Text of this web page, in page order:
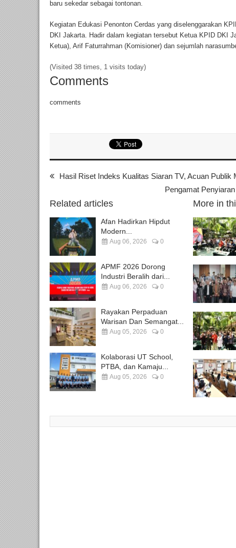
baru sekedar sebagai tontonan.
Kegiatan Edukasi Penonton Cerdas yang diselenggarakan
DKI Jakarta. Hadir dalam kegiatan tersebut Ketua KPID DKI
Ketua), Arif Faturrahman (Komisioner) dan sejumlah
(Visited 38 times, 1 visits today)
Comments
comments
Hasil Riset Indeks Kualitas Siaran TV, Acuan Publik
Pengamat
Related articles
Afan Hadirkan Hipdut
Modern...
Aug 06, 2026 0
APMF 2026 Dorong
Industri Beralih dari...
Aug 06, 2026 0
Rayakan Perpaduan
Warisan Dan Semangat...
Aug 05, 2026 0
Kolaborasi UT School,
PTBA, dan Kamaju...
Aug 05, 2026 0
More in